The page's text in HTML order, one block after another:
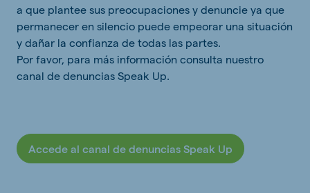
a que plantee sus preocupaciones y denuncie ya que
permanecer en silencio puede empeorar una situación
y dañar la confianza de todas las partes.
Por favor, para más información consulta nuestro
canal de denuncias Speak Up.
Accede al canal de denuncias Speak Up